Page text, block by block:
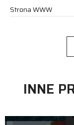
Strona WWW
INNE